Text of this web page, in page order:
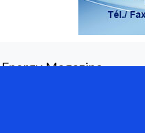
Energy Magazine